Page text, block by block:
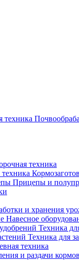
техника
Прицепы и
Навесное
Техника
Техника для
техника